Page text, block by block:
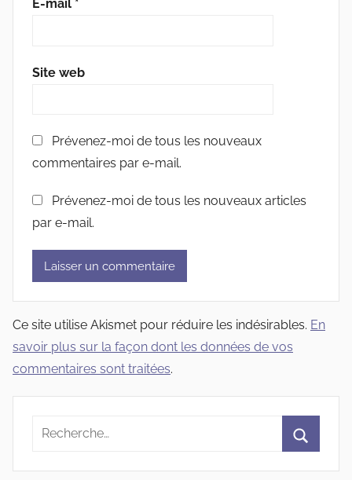
E-mail *
Site web
Prévenez-moi de tous les nouveaux
commentaires par e-mail.
Prévenez-moi de tous les nouveaux articles
par e-mail.
Ce site utilise Akismet pour réduire les indésirables. En
savoir plus sur la façon dont les données de vos
commentaires sont traitées.
Recherche
: